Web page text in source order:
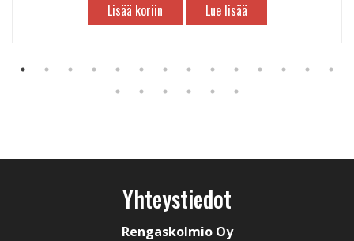
Lisää koriin Lue lisää
Yhteystiedot
Rengaskolmio Oy